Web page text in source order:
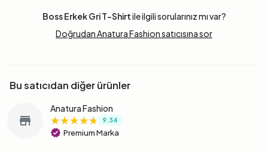
Boss Erkek Gri T-Shirtile ilgili sorularınız mı var?
Doğrudan Anatura Fashion satıcısına sor
Bu satıcıdan diğer ürünler
store
Anatura Fashion
★★★★★
★★★★★
★★★★★ 9.34
verified Premium Marka